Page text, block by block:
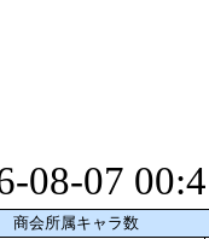
08-07
商会所属キャラ数